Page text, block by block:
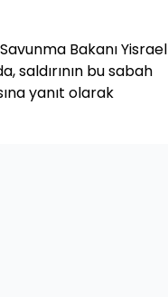
Bakanı Yisrael
saldırının bu sabah
yanıt olarak